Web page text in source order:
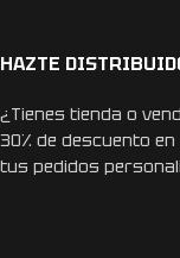
HAZTE
¿Tienes tienda o
30% de descuento
tus pedidos